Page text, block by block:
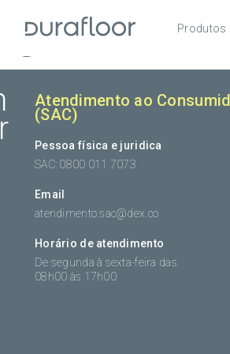
Produtos
Atendimento ao
(SAC)
Pessoa física e juridica
SAC: 0800 011 7073
Email
atendimento.sac@dex.co
Horário de atendimento
De segunda à sexta-feira das
08h00 às 17h00